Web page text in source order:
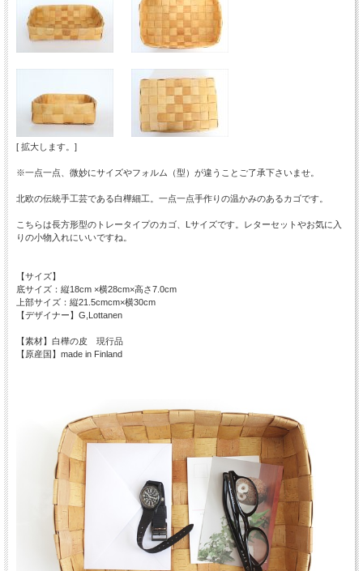
[ 拡大します。]
※一点一点、微妙にサイズやフォルム（型）が違うことご了承下さいませ。
北欧の伝統手工芸である白樺細工。一点一点手作りの温かみのあるカゴです。
こちらは長方形型のトレータイプのカゴ、Lサイズです。レターセットやお気に入
りの小物入れにいいですね。
【サイズ】
底サイズ：縦18cm ×横28cm×高さ7.0cm
上部サイズ：縦21.5cmcm×横30cm
【デザイナー】G,Lottanen
【素材】白樺の皮 現行品
【原産国】made in Finland